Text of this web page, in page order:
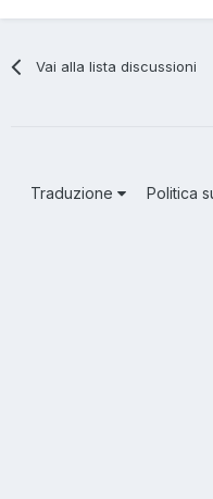
Vai alla lista discussioni
Traduzione Politica